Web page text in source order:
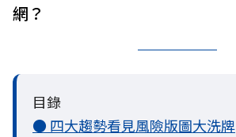
網？
目錄
● 四大趨勢看見風險版圖大洗牌